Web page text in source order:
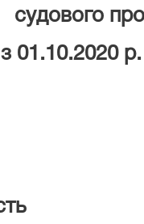
судового
з 01.10.2020